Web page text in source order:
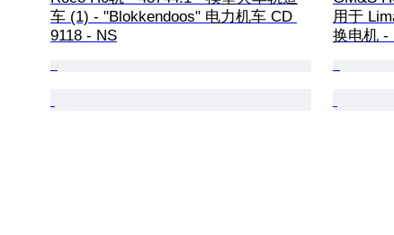
车 (1) - "Blokkendoos" 电力机车 CD
9118 - NS
用于
换电机 -